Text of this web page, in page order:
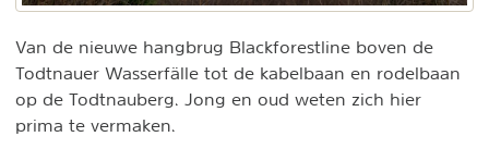
Van de nieuwe hangbrug Blackforestline boven de
Todtnauer Wasserfälle tot de kabelbaan en rodelbaan
op de Todtnauberg. Jong en oud weten zich hier
prima te vermaken.